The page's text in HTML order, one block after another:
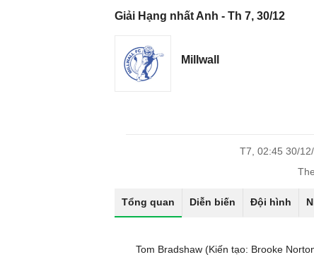
Giải Hạng nhất Anh - Th 7, 30/12
Millwall
T7, 02:45 30/
Tổng quan Diễn biến Đội hình
Tom Bradshaw (Kiến tạo: Brooke